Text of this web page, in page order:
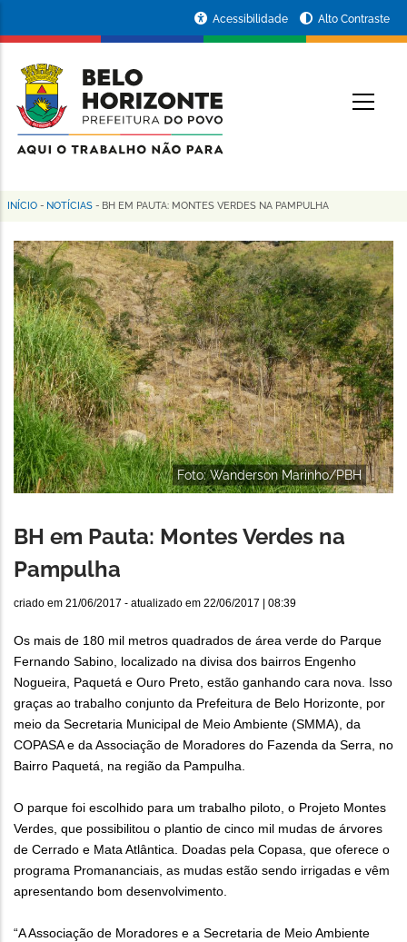
conteúdo
principal
da
Prefeitura
de
Horizonte
Acessibilidade Alto Contraste
Trilha
de
navegação
INÍCIO - NOTÍCIAS - BH EM PAUTA: MONTES VERDES NA PAMPULHA
Foto: Wanderson Marinho/PBH
BH em Pauta: Montes Verdes na
Pampulha
criado em 21/06/2017 - atualizado em 22/06/2017 | 08:39
Os mais de 180 mil metros quadrados de área verde do Parque
Fernando Sabino, localizado na divisa dos bairros Engenho
Nogueira, Paquetá e Ouro Preto, estão ganhando cara nova. Isso
graças ao trabalho conjunto da Prefeitura de Belo Horizonte, por
meio da Secretaria Municipal de Meio Ambiente (SMMA), da
COPASA e da Associação de Moradores do Fazenda da Serra, no
Bairro Paquetá, na região da Pampulha.
O parque foi escolhido para um trabalho piloto, o Projeto Montes
Verdes, que possibilitou o plantio de cinco mil mudas de árvores
de Cerrado e Mata Atlântica. Doadas pela Copasa, que oferece o
programa Promananciais, as mudas estão sendo irrigadas e vêm
apresentando bom desenvolvimento.
“A Associação de Moradores e a Secretaria de Meio Ambiente